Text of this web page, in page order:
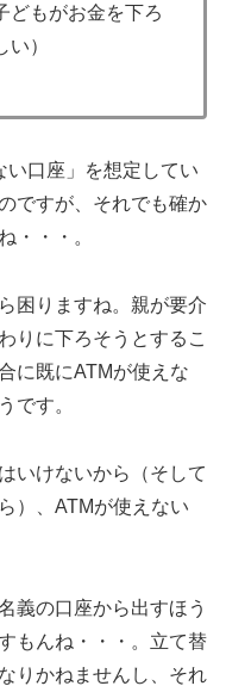
どもがお金を下ろ
）
口座」を想定してい
ですが、それでも確か
・・・。
困りますね。親が要介
りに下ろそうとするこ
に既にATMが使えな
です。
いけないから（そして
）、ATMが使えない
義の口座から出すほう
もんね・・・。立て替
りかねませんし、それ